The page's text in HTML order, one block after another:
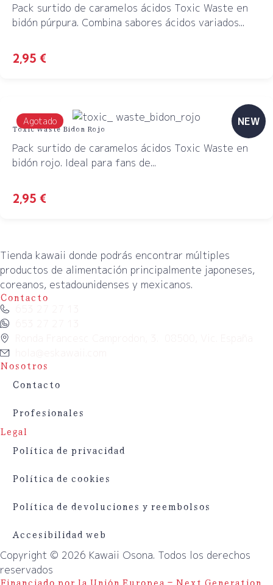
Pack surtido de caramelos ácidos Toxic Waste en
bidón púrpura. Combina sabores ácidos variados...
2,95 €
Agotado NEW
Toxic Waste Bidon Rojo
Pack surtido de caramelos ácidos Toxic Waste en
bidón rojo. Ideal para fans de...
2,95 €
Tienda kawaii donde podrás encontrar múltiples
productos de alimentación principalmente japoneses,
coreanos, estadounidenses y mexicanos.
Contacto
Nosotros
Contacto
Profesionales
Legal
Política de privacidad
Política de cookies
Política de devoluciones y reembolsos
Accesibilidad web
Copyright © 2026 Kawaii Osona. Todos los derechos
reservados
Financiado por la Unión Europea – Next Generation